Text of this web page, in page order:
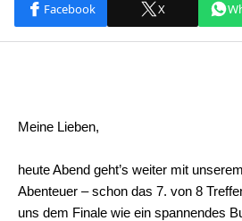
Meine Lieben,
heute Abend geht’s weiter mit
Abenteuer – schon das 7. von 8
uns dem Finale wie ein spannendes